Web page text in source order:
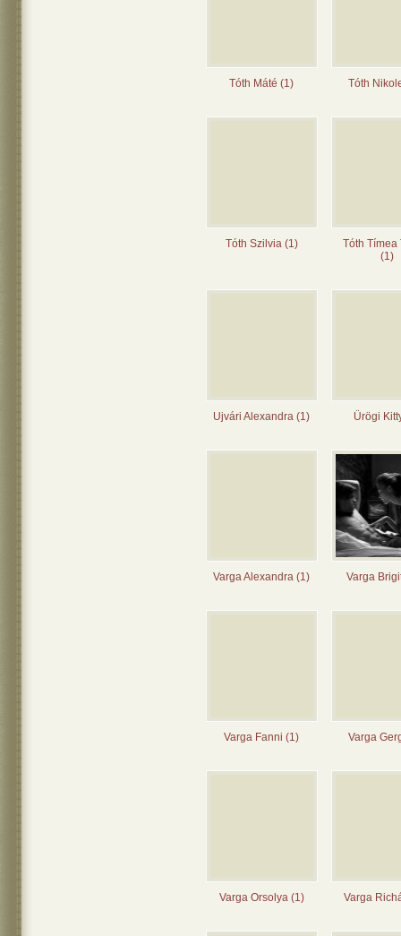
Tóth Máté (1) Tóth
Tóth Szilvia (1)
Tóth Tímea
(1)
Ujvári Alexandra (1) Ürögi
Varga Alexandra (1) Varga
Varga Fanni (1) Varga
Varga Orsolya (1) Varga